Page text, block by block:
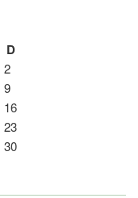
D
2
9
16
23
30